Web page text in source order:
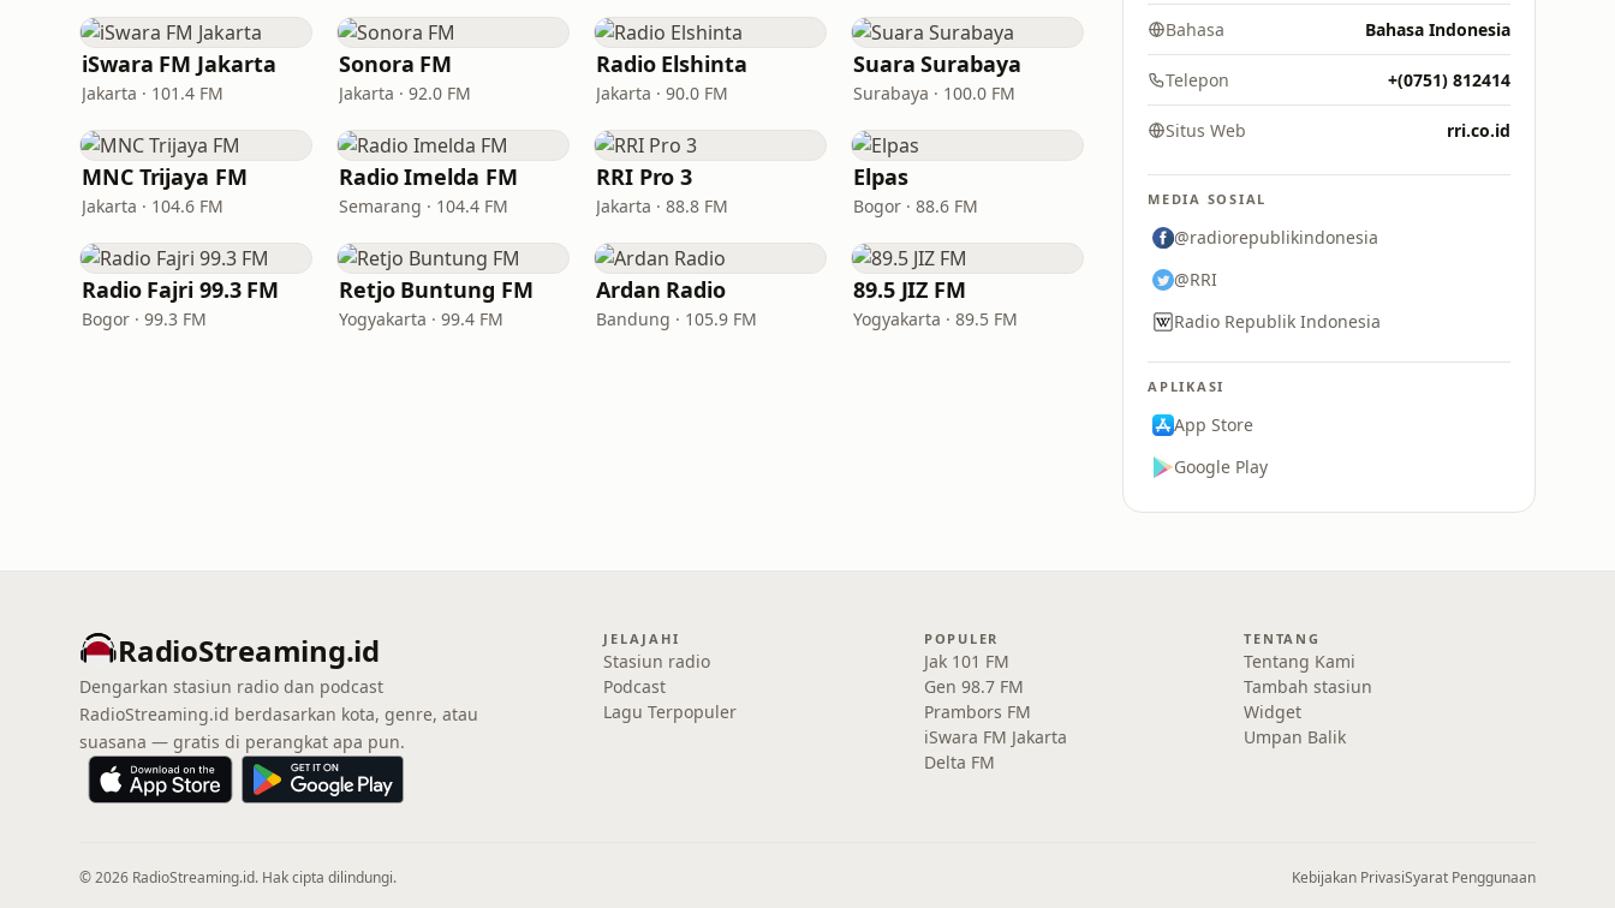
iSwara FM Jakarta
Jakarta · 101.4 FM
Sonora FM
Jakarta · 92.0 FM
Radio Elshinta
Jakarta · 90.0 FM
Suara Surabaya
Surabaya · 100.0 FM
MNC Trijaya FM
Jakarta · 104.6 FM
Radio Imelda FM
Semarang · 104.4 FM
RRI Pro 3
Jakarta · 88.8 FM
Elpas
Bogor · 88.6 FM
Radio Fajri 99.3 FM
Bogor · 99.3 FM
Retjo Buntung FM
Yogyakarta · 99.4 FM
Ardan Radio
Bandung · 105.9 FM
89.5 JIZ FM
Yogyakarta · 89.5 FM
Bahasa Bahasa Indonesia
Telepon +(0751) 812414
Situs Web rri.co.id
MEDIA SOSIAL
@radiorepublikindonesia
@RRI
Radio Republik Indonesia
APLIKASI
App Store
Google Play
RadioStreaming.id
Dengarkan stasiun radio dan podcast
RadioStreaming.id berdasarkan kota, genre, atau
suasana — gratis di perangkat apa pun.
JELAJAHI
Stasiun radio
Podcast
Lagu Terpopuler
POPULER
Jak 101 FM
Gen 98.7 FM
Prambors FM
iSwara FM Jakarta
Delta FM
TENTANG
Tentang Kami
Tambah stasiun
Widget
Umpan Balik
© 2026 RadioStreaming.id. Hak cipta dilindungi. Kebijakan PrivasiSyarat Penggunaan